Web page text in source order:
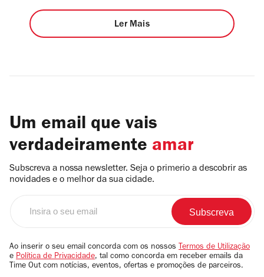
Ler Mais
Um email que vais
verdadeiramente amar
Subscreva a nossa newsletter. Seja o primerio a descobrir as
novidades e o melhor da sua cidade.
email
Ao inserir o seu email concorda com os nossos Termos de Utilização
e Política de Privacidade, tal como concorda em receber emails da
Time Out com notícias, eventos, ofertas e promoções de parceiros.